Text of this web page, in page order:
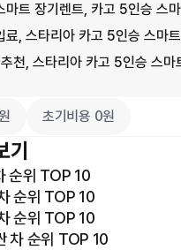
트 장기렌트, 카고 5인승 스
, 스타리아 카고 5인승 스마
천, 스타리아 카고 5인승 스마
초기비용 0원
순위 TOP 10
순위 TOP 10
순위 TOP 10
차 순위 TOP 10